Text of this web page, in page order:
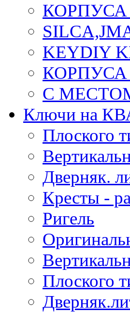
KEYDIY
С
Ключи на
Плоского
Дверняк.
Кресты -
Ригель
Плоского